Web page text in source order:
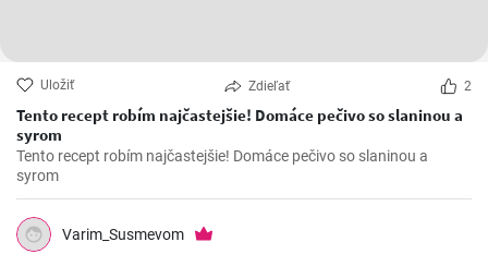
Uložiť Zdieľať 2
Tento recept robím najčastejšie! Domáce pečivo so slaninou a
syrom
Tento recept robím najčastejšie! Domáce pečivo so slaninou a
syrom
Varim_Susmevom